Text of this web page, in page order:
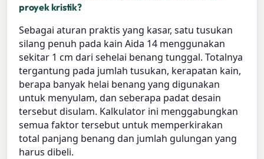
proyek kristik?
Sebagai aturan praktis yang kasar, satu tusukan
silang penuh pada kain Aida 14 menggunakan
sekitar 1 cm dari sehelai benang tunggal. Totalnya
tergantung pada jumlah tusukan, kerapatan kain,
berapa banyak helai benang yang digunakan
untuk menyulam, dan seberapa padat desain
tersebut disulam. Kalkulator ini menggabungkan
semua faktor tersebut untuk memperkirakan
total panjang benang dan jumlah gulungan yang
harus dibeli.